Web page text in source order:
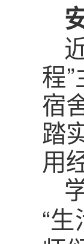
程
宿
踏
用
“